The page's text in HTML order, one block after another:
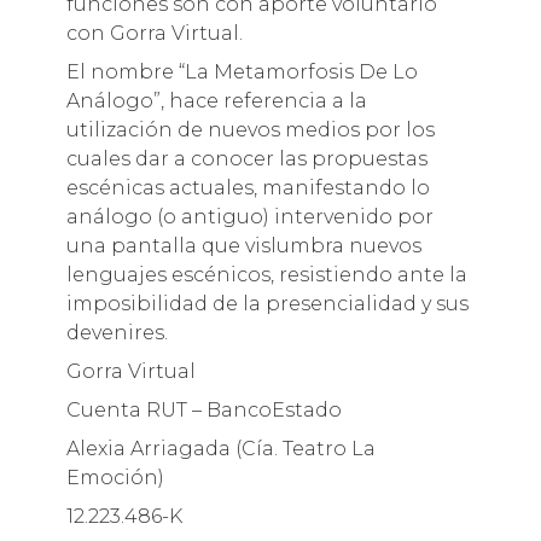
con Gorra Virtual.
El nombre “La Metamorfosis De Lo
Análogo”, hace referencia a la
utilización de nuevos medios por los
cuales dar a conocer las propuestas
escénicas actuales, manifestando lo
análogo (o antiguo) intervenido por
una pantalla que vislumbra nuevos
lenguajes escénicos, resistiendo ante la
imposibilidad de la presencialidad y sus
devenires.
Gorra Virtual
Cuenta RUT – BancoEstado
Alexia Arriagada (Cía. Teatro La
Emoción)
12.223.486-K